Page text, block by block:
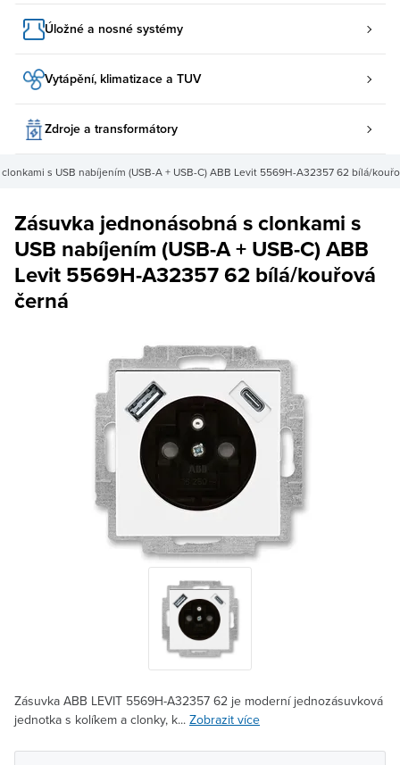
Úložné a nosné systémy
Vytápění, klimatizace a TUV
Zdroje a transformátory
s USB nabíjením (USB-A + USB-C) ABB Levit 5569H-A32357 62 bílá/kouřo
Zásuvka jednonásobná s clonkami s
USB nabíjením (USB-A + USB-C) ABB
Levit 5569H-A32357 62 bílá/kouřová
černá
Zásuvka ABB LEVIT 5569H-A32357 62 je moderní jednozásuvková
jednotka s kolíkem a clonky, k... Zobrazit více